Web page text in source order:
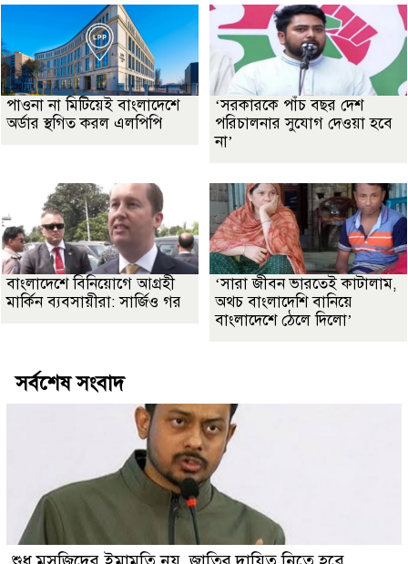
পাওনা না মিটিয়েই বাংলাদেশে
অর্ডার স্থগিত করল এলপিপি
‘সরকারকে পাঁচ বছর দেশ
পরিচালনার সুযোগ দেওয়া হবে
না’
বাংলাদেশে বিনিয়োগে আগ্রহী
মার্কিন ব্যবসায়ীরা: সার্জিও গর
‘সারা জীবন ভারতেই কাটালাম,
অথচ বাংলাদেশি বানিয়ে
বাংলাদেশে ঠেলে দিলো’
সর্বশেষ সংবাদ